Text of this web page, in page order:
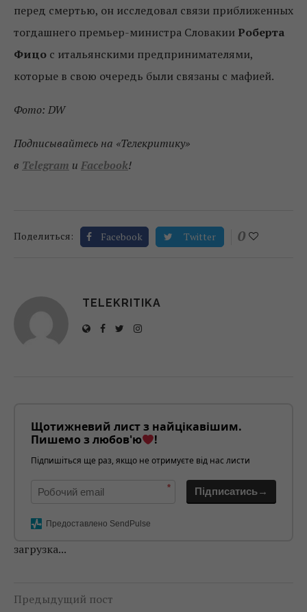
перед смертью, он исследовал связи приближенных
тогдашнего премьер-министра Словакии Роберта
Фицо с итальянскими предпринимателями,
которые в свою очередь были связаны с мафией.
Фото: DW
Подписывайтесь на «Телекритику»
в Telegram и Facebook!
Поделиться: Facebook Twitter 0
TELEKRITIKA
Щотижневий лист з найцікавішим.
Пишемо з любов'ю
!
Підпишіться ще раз, якщо не отримуєте від нас листи
* Підписатись→
Предоставлено SendPulse
загрузка...
Предыдущий пост